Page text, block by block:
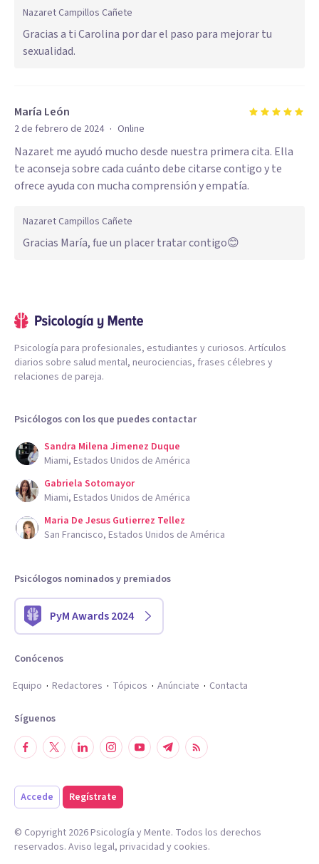
Nazaret Campillos Cañete
Gracias a ti Carolina por dar el paso para mejorar tu
sexualidad.
María León
2 de febrero de 2024 · Online
Nazaret me ayudó mucho desde nuestra primera cita. Ella
te aconseja sobre cada cuánto debe citarse contigo y te
ofrece ayuda con mucha comprensión y empatía.
Nazaret Campillos Cañete
Gracias María, fue un placer tratar contigo😊
Psicología para profesionales, estudiantes y curiosos. Artículos
diarios sobre salud mental, neurociencias, frases célebres y
relaciones de pareja.
Psicólogos con los que puedes contactar
Sandra Milena Jimenez Duque
Miami, Estados Unidos de América
Gabriela Sotomayor
Miami, Estados Unidos de América
Maria De Jesus Gutierrez Tellez
San Francisco, Estados Unidos de América
Psicólogos nominados y premiados
PyM Awards 2024
Conócenos
Equipo
Redactores Tópicos Anúnciate Contacta
Síguenos
Accede Regístrate
© Copyright 2026Psicología y Mente. Todos los derechos
reservados. Aviso legal, privacidad y cookies.